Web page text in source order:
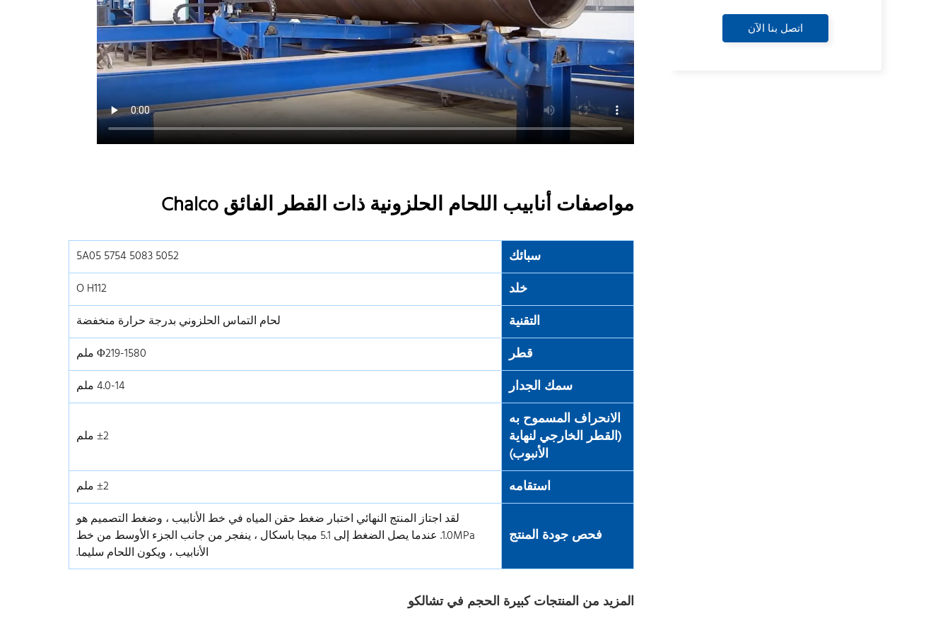
اتصل بنا الآن
مواصفات أنابيب اللحام الحلزونية ذات القطر الفائق Chalco
سبائك 5052 5083 5754 5A05
خلد O H112
التقنية لحام التماس الحلزوني بدرجة حرارة منخفضة
قطر Φ219-1580 ملم
سمك الجدار 4.0-14 ملم
الانحراف المسموح به
(القطر الخارجي لنهاية
الأنبوب)
±2 ملم
استقامه ±2 ملم
فحص جودة المنتج
لقد اجتاز المنتج النهائي اختبار ضغط حقن المياه في خط الأنابيب ، وضغط التصميم هو
1.0MPa. عندما يصل الضغط إلى 5.1 ميجا باسكال ، ينفجر من جانب الجزء الأوسط من خط
الأنابيب ، ويكون اللحام سليما.
المزيد من المنتجات كبيرة الحجم في تشالكو